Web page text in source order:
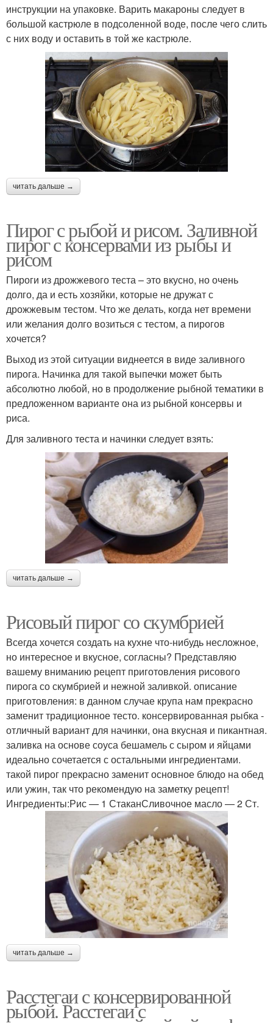
инструкции на упаковке. Варить макароны следует в
большой кастрюле в подсоленной воде, после чего слить
с них воду и оставить в той же кастрюле.
читать дальше →
Пирог с рыбой и рисом. Заливной
пирог с консервами из рыбы и
рисом
Пироги из дрожжевого теста – это вкусно, но очень
долго, да и есть хозяйки, которые не дружат с
дрожжевым тестом. Что же делать, когда нет времени
или желания долго возиться с тестом, а пирогов
хочется?
Выход из этой ситуации виднеется в виде заливного
пирога. Начинка для такой выпечки может быть
абсолютно любой, но в продолжение рыбной тематики в
предложенном варианте она из рыбной консервы и
риса.
Для заливного теста и начинки следует взять:
читать дальше →
Рисовый пирог со скумбрией
Всегда хочется создать на кухне что-нибудь несложное,
но интересное и вкусное, согласны? Представляю
вашему вниманию рецепт приготовления рисового
пирога со скумбрией и нежной заливкой. описание
приготовления: в данном случае крупа нам прекрасно
заменит традиционное тесто. консервированная рыбка -
отличный вариант для начинки, она вкусная и пикантная.
заливка на основе соуса бешамель с сыром и яйцами
идеально сочетается с остальными ингредиентами.
такой пирог прекрасно заменит основное блюдо на обед
или ужин, так что рекомендую на заметку рецепт!
Ингредиенты:Рис — 1 СтаканСливочное масло — 2 Ст.
читать дальше →
Расстегаи с консервированной
рыбой. Расстегаи с